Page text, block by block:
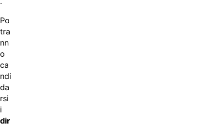
Po
tra
nn
o
ca
ndi
da
rsi
i
dir